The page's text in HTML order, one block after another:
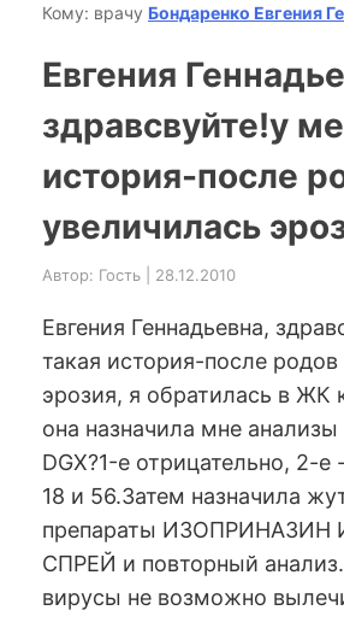
Кому: врачу Бондаренко Евгения
Евгения
здравсвуйте!у
история-после
увеличилась
Автор: Гость | 28.12.2010
Евгения Геннадьевна,
такая история-после родов
эрозия, я обратилась в ЖК
она назначила мне
DGX?1-е отрицательно, 2-
18 и 56.Затем назначила
препараты ИЗОПРИНАЗИН
СПРЕЙ и повторный
вирусы не возможно